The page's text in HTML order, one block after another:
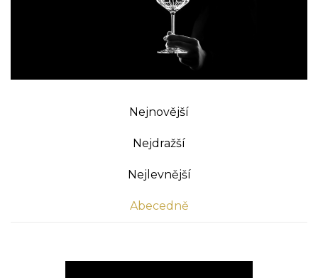
Nejnovější
Nejdražší
Nejlevnější
Abecedně